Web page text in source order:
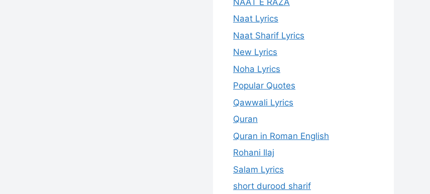
Naat Lyrics
Naat Sharif Lyrics
New Lyrics
Noha Lyrics
Popular Quotes
Qawwali Lyrics
Quran
Quran in Roman English
Rohani Ilaj
Salam Lyrics
short durood sharif